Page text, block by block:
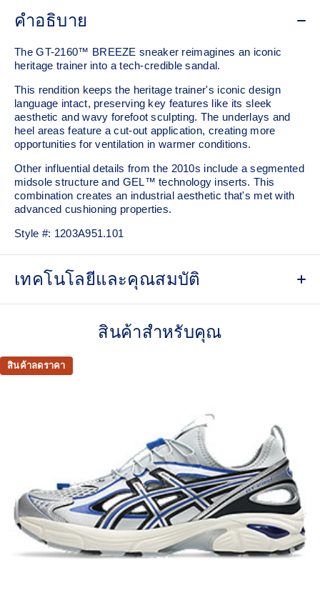
คำอธิบาย
The GT-2160™ BREEZE sneaker reimagines an iconic
heritage trainer into a tech-credible sandal.
This rendition keeps the heritage trainer's iconic design
language intact, preserving key features like its sleek
aesthetic and wavy forefoot sculpting. The underlays and
heel areas feature a cut-out application, creating more
opportunities for ventilation in warmer conditions.
Other influential details from the 2010s include a segmented
midsole structure and GEL™ technology inserts. This
combination creates an industrial aesthetic that's met with
advanced cushioning properties.
Style #: 1203A951.101
เทคโนโลยีและคุณสมบัติ
series' technical design language.
ventilation.
Rearfoot and forefoot GEL™ technology
Shock-attenuating material placed in the midsole of the
shoe for cushioning and shock absorption.
Segmented midsole design is symbolic of ASICS
running shoes in the 2010s.
สินค้าสำหรับคุณ
สินค้าลดราคา